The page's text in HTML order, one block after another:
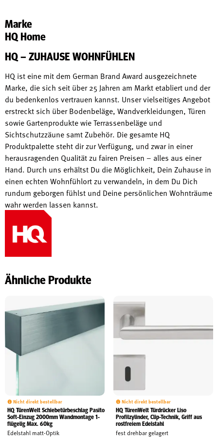
Marke
HQ Home
HQ – ZUHAUSE WOHNFÜHLEN
HQ ist eine mit dem German Brand Award ausgezeichnete
Marke, die sich seit über 25 Jahren am Markt etabliert und der
du bedenkenlos vertrauen kannst. Unser vielseitiges Angebot
erstreckt sich über Bodenbeläge, Wandverkleidungen, Türen
sowie Gartenprodukte wie Terrassenbeläge und
Sichtschutzzäune samt Zubehör. Die gesamte HQ
Produktpalette steht dir zur Verfügung, und zwar in einer
herausragenden Qualität zu fairen Preisen – alles aus einer
Hand. Durch uns erhältst Du die Möglichkeit, Dein Zuhause in
einen echten Wohnfühlort zu verwandeln, in dem Du Dich
rundum geborgen fühlst und Deine persönlichen Wohnträume
wahr werden lassen kannst.
Ähnliche Produkte
Nicht direkt bestellbar
HQ TürenWelt Schiebetürbeschlag Pasito
Soft-Einzug 2000mm Wandmontage 1-
flügelig Max. 60kg
Edelstahl matt-Optik
Nicht direkt bestellbar
HQ TürenWelt Türdrücker Liso
Profilzylinder, Clip-Technik, Griff aus
rostfreiem Edelstahl
fest drehbar gelagert